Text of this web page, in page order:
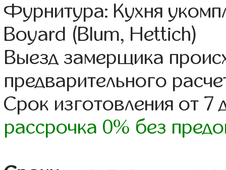
Фурнитура: Кухня
Boyard (Blum, Hettich)
Выезд замерщика
предварительного
Срок изготовления от 7
рассрочка 0% без